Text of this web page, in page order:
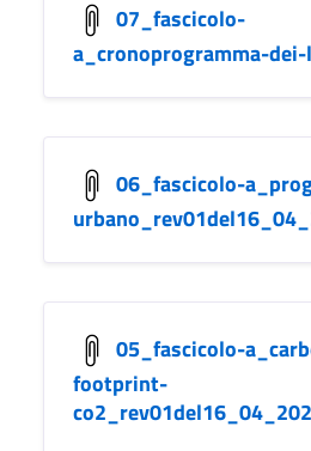
07_fascicolo-
a_cronoprogramma-
06_fascicolo-
05_fascicolo-
footprint-